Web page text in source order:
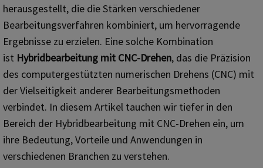
herausgestellt, die die Stärken verschiedener
Bearbeitungsverfahren kombiniert, um hervorragende
Ergebnisse zu erzielen. Eine solche Kombination
ist Hybridbearbeitung mit CNC-Drehen, das die Präzision
des computergestützten numerischen Drehens (CNC) mit
der Vielseitigkeit anderer Bearbeitungsmethoden
verbindet. In diesem Artikel tauchen wir tiefer in den
Bereich der Hybridbearbeitung mit CNC-Drehen ein, um
ihre Bedeutung, Vorteile und Anwendungen in
verschiedenen Branchen zu verstehen.